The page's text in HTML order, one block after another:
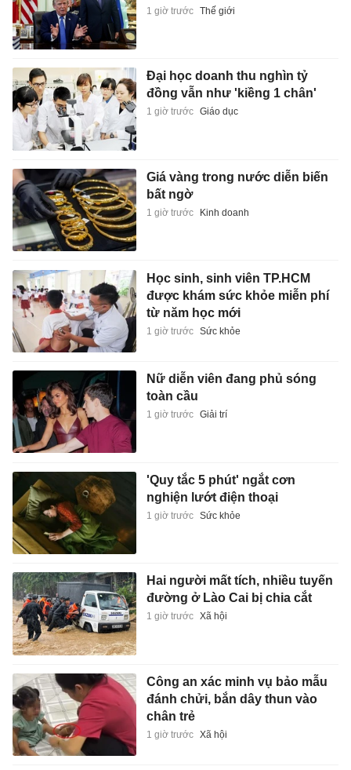
1 giờ trước Thế giới
Đại học doanh thu nghìn tỷ
đồng vẫn như 'kiềng 1 chân'
1 giờ trước Giáo dục
Giá vàng trong nước diễn biến
bất ngờ
1 giờ trước Kinh doanh
Học sinh, sinh viên TP.HCM
được khám sức khỏe miễn phí
từ năm học mới
1 giờ trước Sức khỏe
Nữ diễn viên đang phủ sóng
toàn cầu
1 giờ trước Giải trí
'Quy tắc 5 phút' ngắt cơn
nghiện lướt điện thoại
1 giờ trước Sức khỏe
Hai người mất tích, nhiều tuyến
đường ở Lào Cai bị chia cắt
1 giờ trước Xã hội
Công an xác minh vụ bảo mẫu
đánh chửi, bắn dây thun vào
chân trẻ
1 giờ trước Xã hội